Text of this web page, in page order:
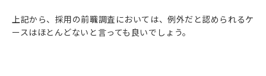
上記から、採用の前職調査においては、例外だと認められるケ
ースはほとんどないと言っても良いでしょう。